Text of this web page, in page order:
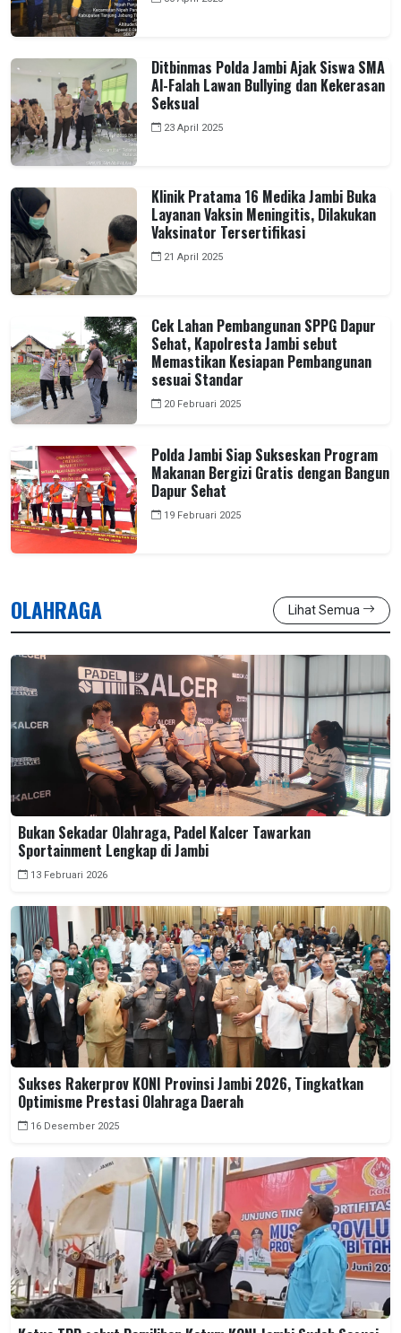
Ditbinmas Polda Jambi Ajak Siswa SMA
Al-Falah Lawan Bullying dan Kekerasan
Seksual
23 April 2025
Klinik Pratama 16 Medika Jambi Buka
Layanan Vaksin Meningitis, Dilakukan
Vaksinator Tersertifikasi
21 April 2025
Cek Lahan Pembangunan SPPG Dapur
Sehat, Kapolresta Jambi sebut
Memastikan Kesiapan Pembangunan
sesuai Standar
20 Februari 2025
Polda Jambi Siap Sukseskan Program
Makanan Bergizi Gratis dengan Bangun
Dapur Sehat
19 Februari 2025
OLAHRAGA Lihat Semua
Bukan Sekadar Olahraga, Padel Kalcer Tawarkan
Sportainment Lengkap di Jambi
13 Februari 2026
Sukses Rakerprov KONI Provinsi Jambi 2026, Tingkatkan
Optimisme Prestasi Olahraga Daerah
16 Desember 2025